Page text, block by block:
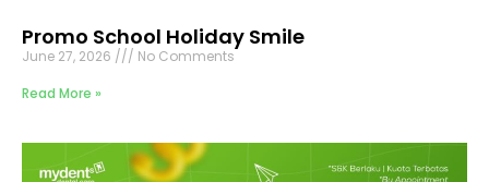
Promo School Holiday Smile
June 27, 2026
No Comments
Read More »